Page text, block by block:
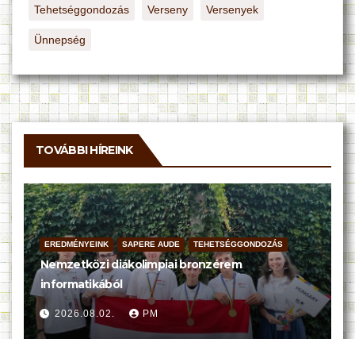
Tehetséggondozás Verseny Versenyek
Ünnepség
TOVÁBBI HÍREINK
EREDMÉNYEINK SAPERE AUDE TEHETSÉGGONDOZÁS
Nemzetközi diákolimpiai bronzérem
informatikából
2026.08.02. PM